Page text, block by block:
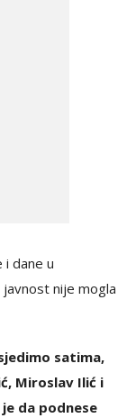
i dane u
javnost nije mogla
satima,
Miroslav Ilić i
da podnese